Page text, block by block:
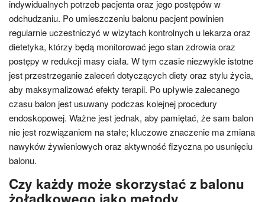
indywidualnych potrzeb pacjenta oraz jego postępów w
odchudzaniu. Po umieszczeniu balonu pacjent powinien
regularnie uczestniczyć w wizytach kontrolnych u lekarza oraz
dietetyka, którzy będą monitorować jego stan zdrowia oraz
postępy w redukcji masy ciała. W tym czasie niezwykle istotne
jest przestrzeganie zaleceń dotyczących diety oraz stylu życia,
aby maksymalizować efekty terapii. Po upływie zalecanego
czasu balon jest usuwany podczas kolejnej procedury
endoskopowej. Ważne jest jednak, aby pamiętać, że sam balon
nie jest rozwiązaniem na stałe; kluczowe znaczenie ma zmiana
nawyków żywieniowych oraz aktywność fizyczna po usunięciu
balonu.
Czy każdy może skorzystać z balonu
żołądkowego jako metody